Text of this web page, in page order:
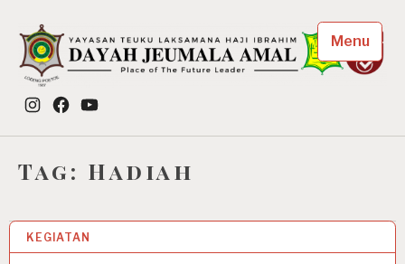
content
Dayah Jeumala Amal
Place of The Future Leader
Instagram
FacebookYouTube
Menu
Tag: Hadiah
KEGIATAN
22 OCT 2025